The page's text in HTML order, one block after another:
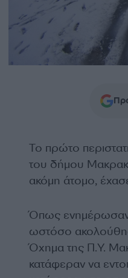
Το πρώτο
του δήμου
ακόμη άτομο,
Όπως ενημέρωσαν
ωστόσο
Όχημα της Π.Υ.
κατάφεραν να